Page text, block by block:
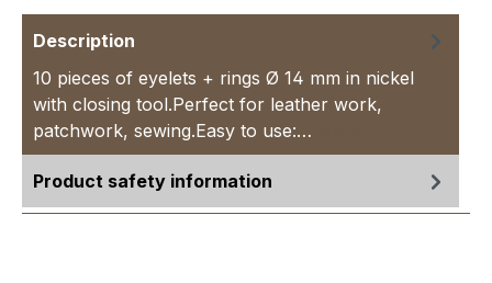
Description
10 pieces of eyelets + rings Ø 14 mm in nickel
with closing tool.Perfect for leather work,
patchwork, sewing.Easy to use:…
Product safety information